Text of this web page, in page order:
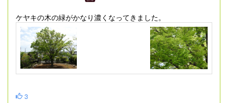
ケヤキの木の緑がかなり濃くなってきました。
3